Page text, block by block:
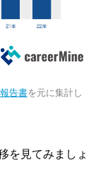
告書を元に集計し
を見てみましょ